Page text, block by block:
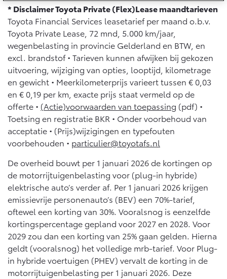
Vanaf € 33.495,- Vanaf € 35.495,-
Corolla Cross
HYBRIDE
Toyota C-HR
OOK ALS PLUG-IN
HYBRIDE
Toyota C-HR+
BATTERIJ-ELEKTRISCH
Vanaf € 37.995,-
RAV4
PLUG-IN HYBRIDE
Vanaf € 49.995,-
Toyota Pechhulp
Schade & Glasherstel
10 jaar Toyota garantie
10 jaar batterijgarantie
Toyota fabrieksgarantie
Onderdelen & Accessoires
Onderdelen
Accessoires
Banden
Connected
Connected Services
MyToyota login
MyToyota App
Abonnementen
Oplaadservice
Thuislaadpakketten
Laadpas
Energie en slim laden
Verzekeren
Toyota Autoverzekering
Toyota Hybride Autoverzekering
Financial Lease
Operational Lease
Bedrijfswagens
Bedrijfswagens op maat
Financieren of leasen
Verzekeren
Vraag een brochure aan
Bekijk de verwachte modellen
* Disclaimer Toyota Private (Flex)Lease maandtarieven
Toyota Financial Services leasetarief per maand o.b.v.
Toyota Private Lease, 72 mnd, 5.000 km/jaar,
wegenbelasting in provincie Gelderland en BTW, en
excl. brandstof • Tarieven kunnen afwijken bij gekozen
uitvoering, wijziging van opties, looptijd, kilometrage
en gewicht • Meerkilometerprijs varieert tussen € 0,03
en € 0,19 per km, exacte prijs staat vermeld op de
offerte • (Actie)voorwaarden van toepassing (pdf) •
Toetsing en registratie BKR • Onder voorbehoud van
acceptatie • (Prijs)wijzigingen en typefouten
voorbehouden • particulier@toyotafs.nl
De overheid bouwt per 1 januari 2026 de kortingen op
de motorrijtuigenbelasting voor (plug-in hybride)
elektrische auto’s verder af. Per 1 januari 2026 krijgen
emissievrije personenauto’s (BEV) een 70%-tarief,
oftewel een korting van 30%. Vooralsnog is eenzelfde
kortingspercentage gepland voor 2027 en 2028. Voor
2029 zou dan een korting van 25% gaan gelden. Hierna
geldt (vooralsnog) het volledige mrb-tarief. Voor Plug-
in hybride voertuigen (PHEV) vervalt de korting in de
motorrijtuigenbelasting per 1 januari 2026. Deze